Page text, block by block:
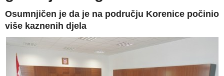
Osumnjičen je da je na području Korenice počinio
više kaznenih djela